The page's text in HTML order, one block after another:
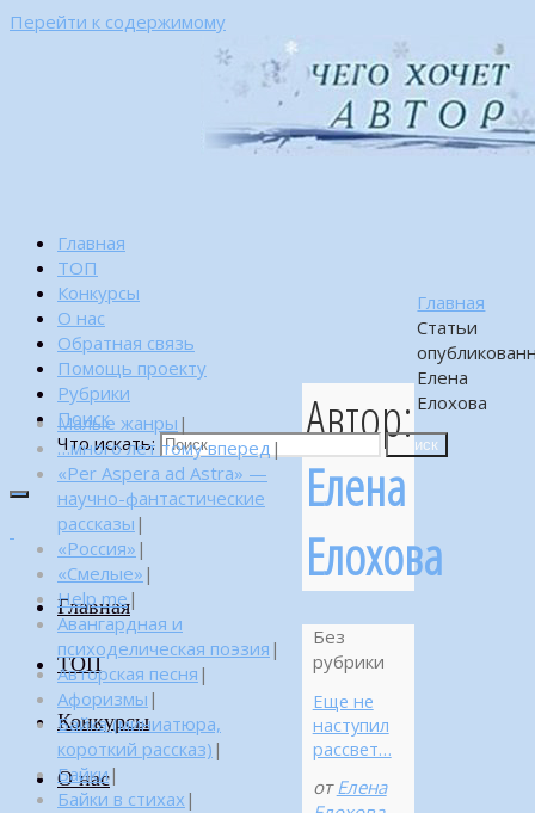
Перейти к содержимому
Главная
ТОП
Конкурсы
О нас
Обратная связь
Помощь проекту
Рубрики
Поиск
Что искать:
Поиск
Главная
ТОП
Конкурсы
О нас
Главная
Статьи
Елена
Елохова
Автор:
Елена
Елохова
Без
рубрики
Еще не
наступил
рассвет…
от Елена
Малые жанры |
…много лет тому вперед |
«Per Aspera ad Astra» —
научно-фантастические
рассказы |
«Россия» |
«Смелые» |
Help me|
Авангардная и
психоделическая поэзия |
Авторская песня |
Афоризмы |
Байка (миниатюра,
короткий рассказ) |
Байки|
Байки в стихах |